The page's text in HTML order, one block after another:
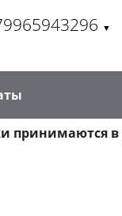
▼
принимаются в